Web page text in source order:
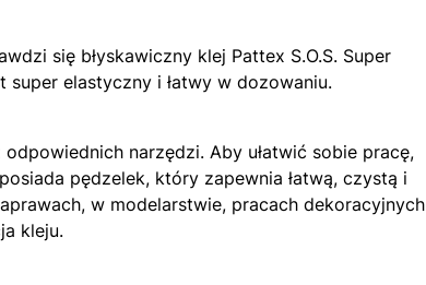
się błyskawiczny klej Pattex S.O.S. Super
super elastyczny i łatwy w dozowaniu.
narzędzi. Aby ułatwić sobie pracę,
pędzelek, który zapewnia łatwą, czystą i
w modelarstwie, pracach dekoracyjnych
kleju.